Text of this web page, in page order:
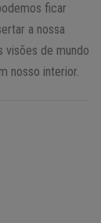
ficar
a nossa
visões de mundo
nosso interior.